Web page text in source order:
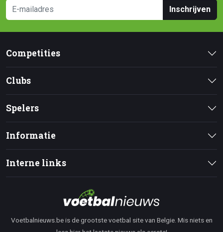
Inschrijven
Competities
Clubs
Spelers
Informatie
Interne links
Voetbalnieuws.be is de grootste voetbal site van Belgie. Mis niets en